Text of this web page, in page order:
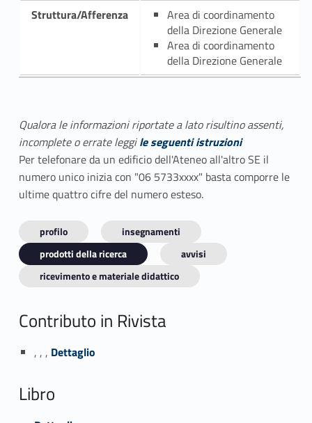
Struttura/Afferenza
Area di coordinamento
della Direzione Generale
Area di coordinamento
della Direzione Generale
Qualora le informazioni riportate a lato risultino assenti,
incomplete o errate leggile seguenti istruzioni
Per telefonare da un edificio dell'Ateneo all'altro SE il
numero unico inizia con "06 5733xxxx" basta comporre le
ultime quattro cifre del numero esteso.
profilo
insegnamenti
prodotti della ricerca
avvisi
ricevimento e materiale didattico
Contributo in Rivista
, , , Link identifier #identifier_person_124232-1
Dettaglio
Libro
Link identifier #identifier_person_199857-2